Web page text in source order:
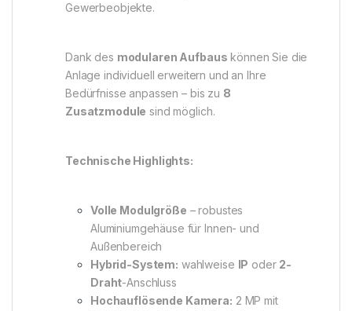
Gewerbeobjekte.
Dank des modularen Aufbaus können Sie die
Anlage individuell erweitern und an Ihre
Bedürfnisse anpassen – bis zu 8
Zusatzmodule sind möglich.
Technische Highlights:
Volle Modulgröße – robustes
Aluminiumgehäuse für Innen- und
Außenbereich
Hybrid-System: wahlweise IP oder 2-
Draht-Anschluss
Hochauflösende Kamera: 2 MP mit